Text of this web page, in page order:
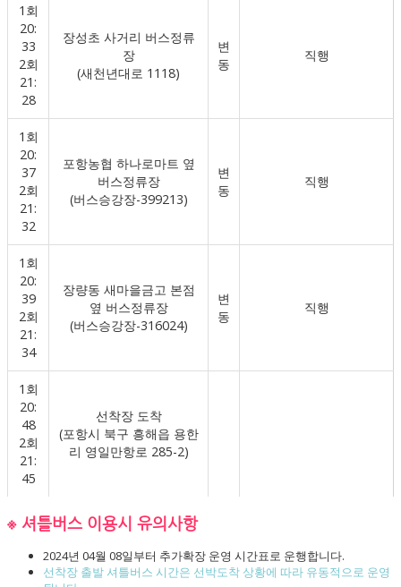
1회
20:
33
2회
21:
28
장성초 사거리 버스정류
장
(새천년대로 1118)
변
동
직행
1회
20:
37
2회
21:
32
포항농협 하나로마트 옆
버스정류장
(버스승강장-399213)
변
동
직행
1회
20:
39
2회
21:
34
장량동 새마을금고 본점
옆 버스정류장
(버스승강장-316024)
변
동
직행
1회
20:
48
2회
21:
45
선착장 도착
(포항시 북구 흥해읍 용한
리 영일만항로 285-2)
※ 셔틀버스 이용시 유의사항
2024년 04월 08일부터 추가확장 운영 시간표로 운행합니다.
선착장 출발 셔틀버스 시간은 선박도착 상황에 따라 유동적으로 운영